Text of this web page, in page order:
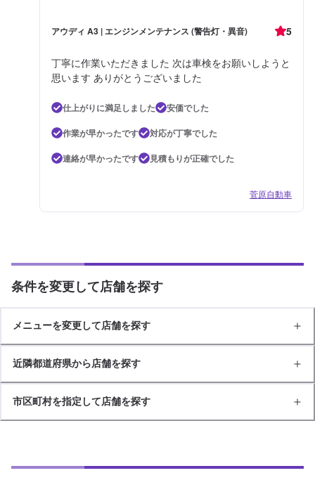
アウディ A3 | エンジンメンテナンス (警告灯・異音) 5
丁寧に作業いただきました 次は車検をお願いしようと
思います ありがとうございました
仕上がりに満足しました
安価でした
作業が早かったです
対応が丁寧でした
連絡が早かったです
見積もりが正確でした
菅原自動車
条件を変更して店舗を探す
メニューを変更して店舗を探す
近隣都道府県から店舗を探す
市区町村を指定して店舗を探す